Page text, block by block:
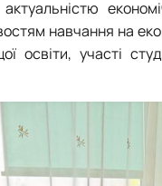
навчання на
освіти, участі